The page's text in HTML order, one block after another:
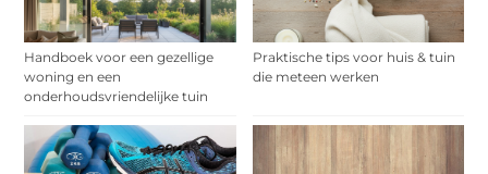
Handboek voor een gezellige
woning en een
onderhoudsvriendelijke tuin
Praktische tips voor huis & tuin
die meteen werken